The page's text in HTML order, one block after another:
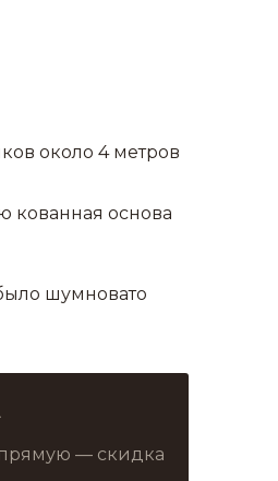
около 4 метров
кованная основа
шумновато
— скидка